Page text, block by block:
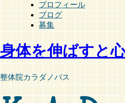
プロフィール
ブログ
募集
身体を伸ばすと
整体院カラダノバス